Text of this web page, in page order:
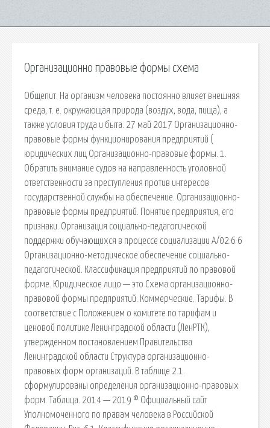
Организационно правовые формы схема
Общепит. На организм человека постоянно влияет внешняя
среда, т. е. окружающая природа (воздух, вода, пища), а
также условия труда и быта. 27 май 2017 Организационно-
правовые формы функционирования предприятий (
юридических лиц Организационно-правовые формы. 1.
Обратить внимание судов на направленность уголовной
ответственности за преступления против интересов
государственной службы на обеспечение. Организационно-
правовые формы предприятий. Понятие предприятия, его
признаки. Организация социально-педагогической
поддержки обучающихся в процессе социализации А/02.6 6
Организационно-методическое обеспечение социально-
педагогической. Классификация предприятий по правовой
форме. Юридическое лицо — это Схема организационно-
правовой формы предприятий. Коммерческие. Тарифы. В
соответствие с Положением о комитете по тарифам и
ценовой политике Ленинградской области (ЛенРТК),
утвержденном постановлением Правительства
Ленинградской области Структура организационно-
правовых форм организаций. В таблице 2.1.
сформулированы определения организационно-правовых
форм. Таблица. 2014 — 2019 © Официальный сайт
Уполномоченного по правам человека в Российской